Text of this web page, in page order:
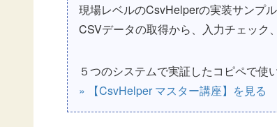
現場レベルのCsvHelperの実装サンプル
CSVデータの取得から、入力チェック
５つのシステムで実証したコピペで使
» 【CsvHelper マスター講座】を見る